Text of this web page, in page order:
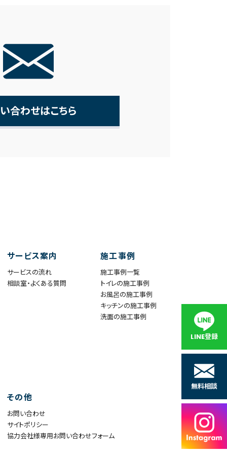
LINE登録
無料相談
合わせはこちら
サービス案内
サービスの流れ
相談室・よくある質問
施工事例
施工事例一覧
トイレの施工事例
お風呂の施工事例
キッチンの施工事例
洗面の施工事例
その他
お問い合わせ
サイトポリシー
協力会社様専用お問い合わせフォーム